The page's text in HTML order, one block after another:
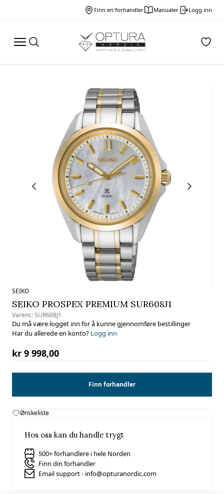
Finn en forhandler Manualer Logg inn
SEIKO
SEIKO PROSPEX PREMIUM SUR608J1
Varenr.:SUR608J1
Du må være logget inn for å kunne gjennomføre bestillinger
Har du allerede en konto? Logg inn
kr 9 998,00
Finn forhandler
Ønskeliste
Hos oss kan du handle trygt
500+ forhandlere i hele Norden
Finn din forhandler
Email support - info@opturanordic.com